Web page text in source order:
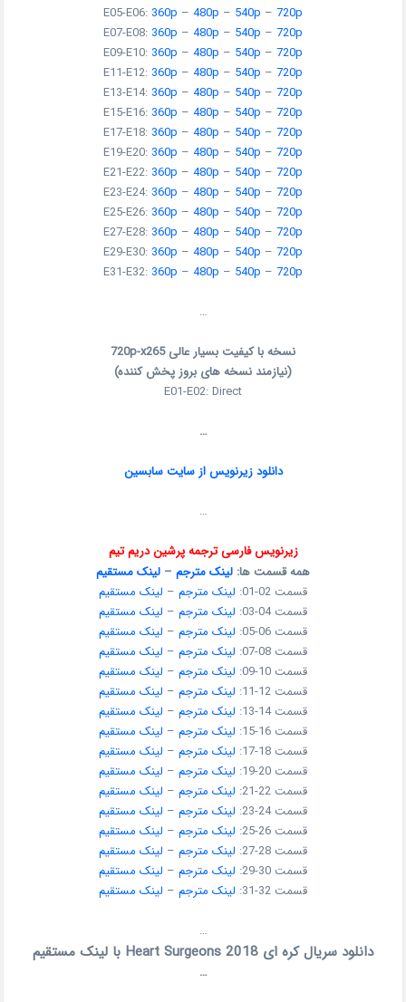
E05-E06: 360p – 480p – 540p – 720p
E07-E08: 360p – 480p – 540p – 720p
E09-E10: 360p – 480p – 540p – 720p
E11-E12: 360p – 480p – 540p – 720p
E13-E14: 360p – 480p – 540p – 720p
E15-E16: 360p – 480p – 540p – 720p
E17-E18: 360p – 480p – 540p – 720p
E19-E20: 360p – 480p – 540p – 720p
E21-E22: 360p – 480p – 540p – 720p
E23-E24: 360p – 480p – 540p – 720p
E25-E26: 360p – 480p – 540p – 720p
E27-E28: 360p – 480p – 540p – 720p
E29-E30: 360p – 480p – 540p – 720p
E31-E32: 360p – 480p – 540p – 720p
…
نسخه با کیفیت بسیار عالی 720p-x265
(نیازمند نسخه های بروز پخش کننده)
E01-E02: Direct
…
دانلود زیرنویس از سایت سابسین
…
زیرنویس فارسی ترجمه پرشین دریم تیم
همه قسمت ها: لینک مترجم – لینک مستقیم
قسمت 02-01:
لینک مترجم – لینک مستقیم
قسمت 04-03:
لینک مترجم – لینک مستقیم
قسمت 06-05:
لینک مترجم – لینک مستقیم
قسمت 08-07:
لینک مترجم – لینک مستقیم
قسمت 10-09:
لینک مترجم – لینک مستقیم
قسمت 12-11:
لینک مترجم – لینک مستقیم
قسمت 14-13:
لینک مترجم – لینک مستقیم
قسمت 16-15:
لینک مترجم – لینک مستقیم
قسمت 18-17:
لینک مترجم – لینک مستقیم
قسمت 20-19:
لینک مترجم – لینک مستقیم
قسمت 22-21:
لینک مترجم – لینک مستقیم
قسمت 24-23:
لینک مترجم – لینک مستقیم
قسمت 26-25:
لینک مترجم – لینک مستقیم
قسمت 28-27:
لینک مترجم – لینک مستقیم
قسمت 30-29:
لینک مترجم – لینک مستقیم
قسمت 32-31:
لینک مترجم – لینک مستقیم
…
دانلود سریال کره ای Heart Surgeons 2018 با لینک مستقیم
…